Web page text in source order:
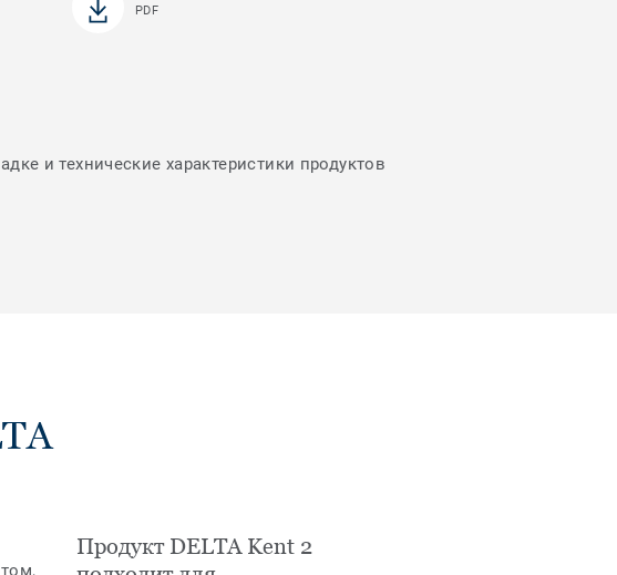
PDF
и технические характеристики продуктов
Продукт DELTA Kent 2